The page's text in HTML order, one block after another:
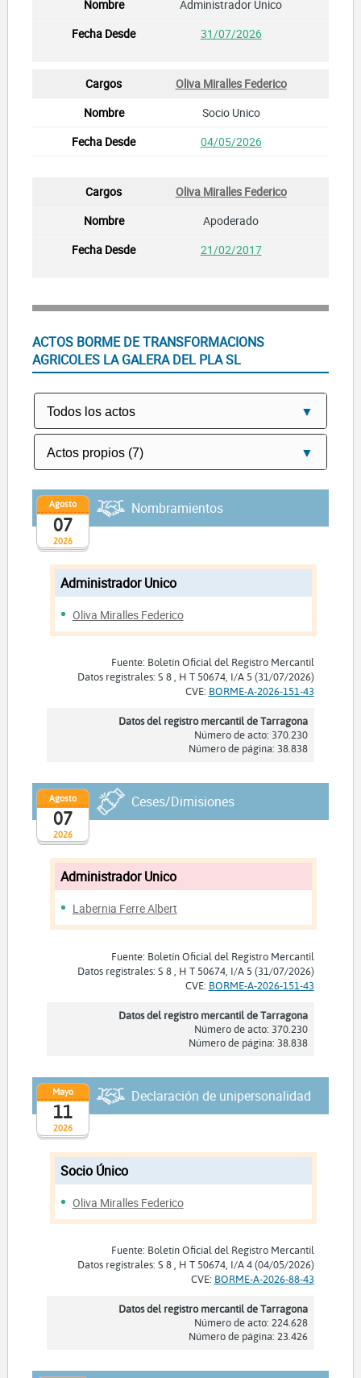
Administrador Unico
31/07/2026
Oliva Miralles Federico
Socio Unico
04/05/2026
Oliva Miralles Federico
Apoderado
21/02/2017
ACTOS BORME DE TRANSFORMACIONS
AGRICOLES LA GALERA DEL PLA SL
2026
Agosto
07
Nombramientos
Administrador Unico
Oliva Miralles Federico
Fuente: Boletín Oficial del Registro Mercantil
Datos registrales: S 8 , H T 50674, I/A 5 (31/07/2026)
CVE: BORME-A-2026-151-43
Datos del registro mercantil de Tarragona
Número de acto: 370.230
Número de página: 38.838
2026
Agosto
07
Ceses/Dimisiones
Administrador Unico
Labernia Ferre Albert
Fuente: Boletín Oficial del Registro Mercantil
Datos registrales: S 8 , H T 50674, I/A 5 (31/07/2026)
CVE: BORME-A-2026-151-43
Datos del registro mercantil de Tarragona
Número de acto: 370.230
Número de página: 38.838
2026
Mayo
11
Declaración de unipersonalidad
Socio Único
Oliva Miralles Federico
Fuente: Boletín Oficial del Registro Mercantil
Datos registrales: S 8 , H T 50674, I/A 4 (04/05/2026)
CVE: BORME-A-2026-88-43
Datos del registro mercantil de Tarragona
Número de acto: 224.628
Número de página: 23.426